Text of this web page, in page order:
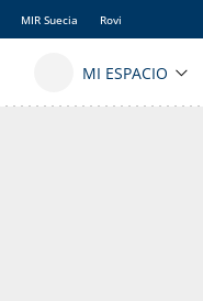
MIR Suecia Rovi